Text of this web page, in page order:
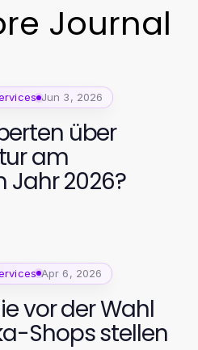
Journal
Jun 3, 2026
über
am
Jahr 2026?
Apr 6, 2026
vor der Wahl
Shops stellen